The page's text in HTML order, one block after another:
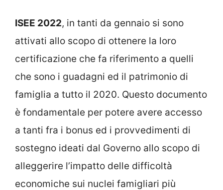
ISEE 2022, in tanti da gennaio si sono
attivati allo scopo di ottenere la loro
certificazione che fa riferimento a quelli
che sono i guadagni ed il patrimonio di
famiglia a tutto il 2020. Questo documento
è fondamentale per potere avere accesso
a tanti fra i bonus ed i provvedimenti di
sostegno ideati dal Governo allo scopo di
alleggerire l’impatto delle difficoltà
economiche sui nuclei famigliari più